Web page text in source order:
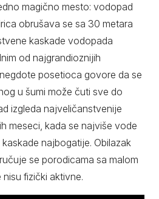
magično mesto: vodopad
obrušava se sa 30 metara
kaskade vodopada
od najgrandioznijih
posetioca govore da se
u šumi može čuti sve do
izgleda najveličanstvenije
meseci, kada se najviše vode
najbogatije. Obilazak
se porodicama sa malom
fizički aktivne.